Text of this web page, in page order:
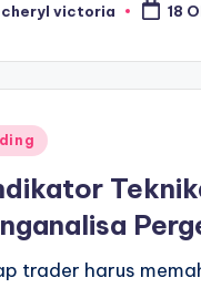
cheryl victoria 18
trader harus